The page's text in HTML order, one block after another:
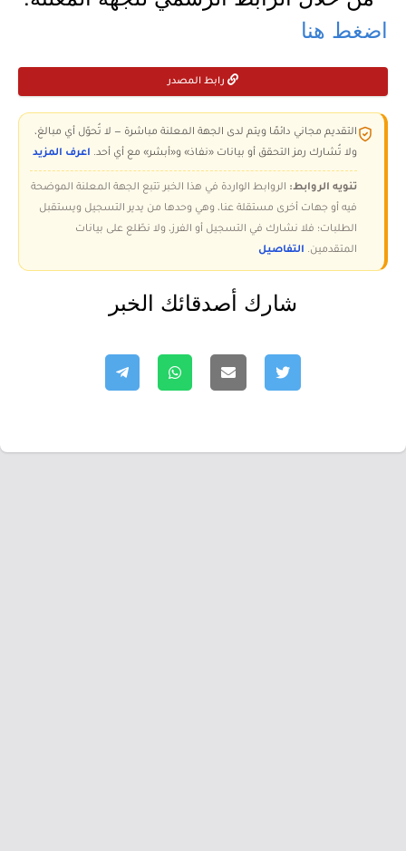
اضغط هنا
رابط المصدر
التقديم مجاني دائمًا ويتم لدى الجهة المعلنة مباشرة — لا تُحوّل أي مبالغ،
ولا تُشارك رمز التحقق أو بيانات «نفاذ» و«أبشر» مع أي أحد. اعرف المزيد
تنويه الروابط: الروابط الواردة في هذا الخبر تتبع الجهة المعلنة الموضحة
فيه أو جهات أخرى مستقلة عنا، وهي وحدها من يدير التسجيل ويستقبل
الطلبات؛ فلا نشارك في التسجيل أو الفرز، ولا نطّلع على بيانات
المتقدمين. التفاصيل
شارك أصدقائك الخبر